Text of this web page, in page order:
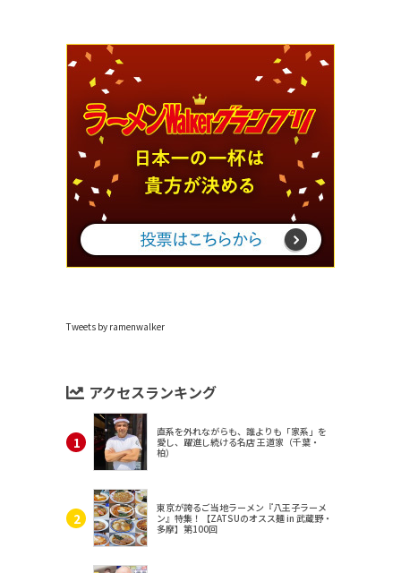
Tweets by ramenwalker
アクセスランキング
直系を外れながらも、誰よりも「家系」を
愛し、躍進し続ける名店 王道家（千葉・
柏）
東京が誇るご当地ラーメン『八王子ラーメ
ン』特集！【ZATSUのオスス麺 in 武蔵野・
多摩】第100回